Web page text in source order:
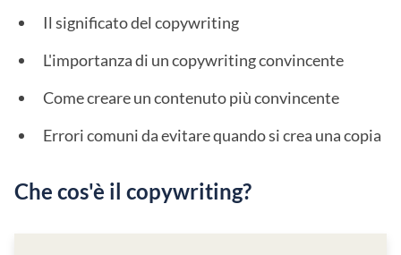
Il significato del copywriting
L'importanza di un copywriting convincente
Come creare un contenuto più convincente
Errori comuni da evitare quando si crea una copia
Che cos'è il copywriting?